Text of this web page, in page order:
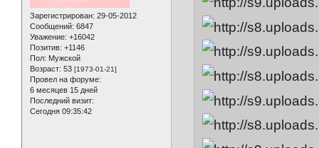
Зарегистрирован: 29-05-2012
Сообщений: 6847
Уважение: +16042
Позитив: +1146
Пол: Мужской
Возраст: 53 [1973-01-21]
Провел на форуме:
6 месяцев 15 дней
Последний визит:
Сегодня 09:35:42